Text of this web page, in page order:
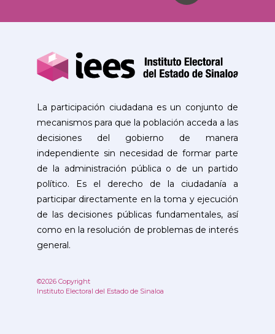
La participación ciudadana es un conjunto de
mecanismos para que la población acceda a las
decisiones del gobierno de manera
independiente sin necesidad de formar parte
de la administración pública o de un partido
político. Es el derecho de la ciudadanía a
participar directamente en la toma y ejecución
de las decisiones públicas fundamentales, así
como en la resolución de problemas de interés
general.
©2026 Copyright
Instituto Electoral del Estado de Sinaloa